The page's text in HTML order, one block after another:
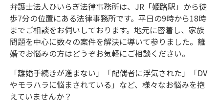
弁護士法人ひいらぎ法律事務所は、JR「姫路駅」から徒
歩7分の位置にある法律事務所です。平日の9時から18時
までご相談をお伺いしております。地元に密着し、家族
問題を中心に数々の案件を解決に導いて参りました。離
婚でお悩みの方はどうぞお気軽にご相談ください。
「離婚手続きが進まない」「配偶者に浮気された」「DV
やモラハラに悩まされている」など、様々なお悩みを抱
えていませんか？